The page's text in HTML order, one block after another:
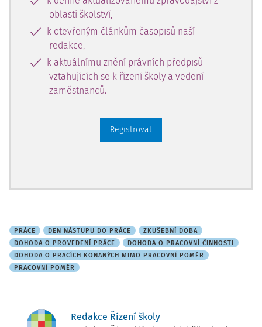
oblasti školství,
k otevřeným článkům časopisů naší
redakce,
k aktuálnímu znění právních předpisů
vztahujících se k řízení školy a vedení
zaměstnanců.
Registrovat
PRÁCE DEN NÁSTUPU DO PRÁCE
ZKUŠEBNÍ DOBA
DOHODA O PROVEDENÍ PRÁCE
DOHODA O PRACOVNÍ ČINNOSTI
DOHODA O PRACÍCH KONANÝCH MIMO PRACOVNÍ POMĚR
PRACOVNÍ POMĚR
Redakce Řízení školy